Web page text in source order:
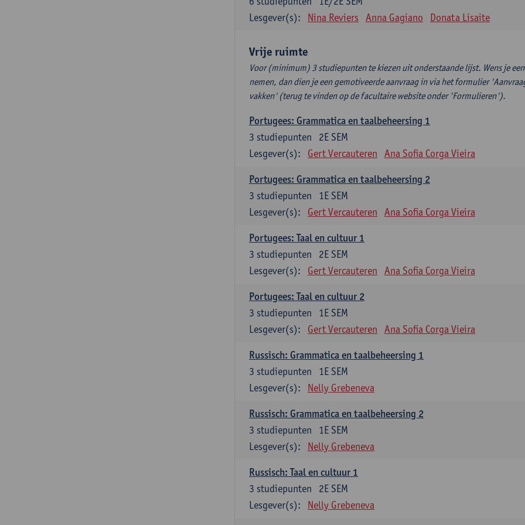
Lesgever(s):
Nina Reviers Anna Gagiano Donata Lisaite
Vrije ruimte
Voor (minimum) 3 studiepunten te kiezen uit onderstaande lijst. Wens je
nemen, dan dien je een gemotiveerde aanvraag in via het formulier
vakken' (terug te vinden op de facultaire website onder 'Formulieren').
Portugees: Grammatica en taalbeheersing 1
2E SEM
3 studiepunten
Lesgever(s):
Gert Vercauteren Ana Sofia Corga Vieira
Portugees: Grammatica en taalbeheersing 2
1E SEM
3 studiepunten
Lesgever(s):
Gert Vercauteren Ana Sofia Corga Vieira
Portugees: Taal en cultuur 1
2E SEM
3 studiepunten
Lesgever(s):
Gert Vercauteren Ana Sofia Corga Vieira
Portugees: Taal en cultuur 2
1E SEM
3 studiepunten
Lesgever(s):
Gert Vercauteren Ana Sofia Corga Vieira
Russisch: Grammatica en taalbeheersing 1
1E SEM
3 studiepunten
Lesgever(s):
Nelly Grebeneva
Russisch: Grammatica en taalbeheersing 2
1E SEM
3 studiepunten
Lesgever(s):
Nelly Grebeneva
Russisch: Taal en cultuur 1
2E SEM
3 studiepunten
Lesgever(s):
Nelly Grebeneva